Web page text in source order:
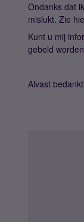
Ondanks dat
mislukt. Zie
Kunt u mij
gebeld
Alvast